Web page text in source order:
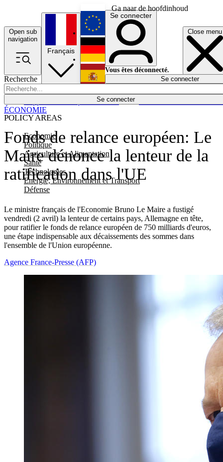
Ga naar de hoofdinhoud
Open sub
navigation
Close menu
Recherche
Se connecter
POLICY AREAS
Economie
Politique
Agriculture et Alimentation
Santé
Technologies
Energie, Environnement et Transport
Défense
Économie
Français
English
Deutsch
Español
Se connecter
Vous êtes déconnecté.
Se connecter
Fonds de relance européen: Le
Maire dénonce la lenteur de la
ratification dans l'UE
Le ministre français de l'Economie Bruno Le Maire a fustigé
vendredi (2 avril) la lenteur de certains pays, Allemagne en tête,
pour ratifier le fonds de relance européen de 750 milliards d'euros,
une étape indispensable aux décaissements des sommes dans
l'ensemble de l'Union européenne.
ÉCONOMIE
Agence France-Presse (AFP)